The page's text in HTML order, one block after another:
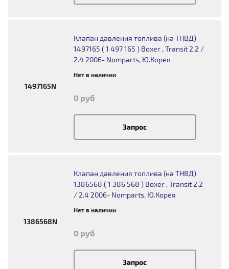
1497165N
Клапан давления топлива (на ТНВД)
1497165 ( 1 497 165 ) Boxer , Transit 2.2 /
2.4 2006- Nomparts, Ю.Корея
Нет в наличии
0 руб
Запрос
1386568N
Клапан давления топлива (на ТНВД)
1386568 ( 1 386 568 ) Boxer , Transit 2.2
/ 2.4 2006- Nomparts, Ю.Корея
Нет в наличии
0 руб
Запрос